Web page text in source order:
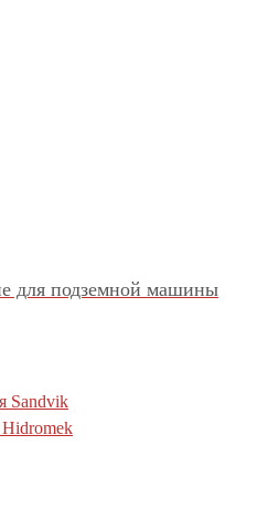
для подземной машины
Sandvik